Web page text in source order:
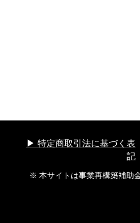
▶︎ 特定商取引法に基づく表
記
※ 本サイトは事業再構築補助